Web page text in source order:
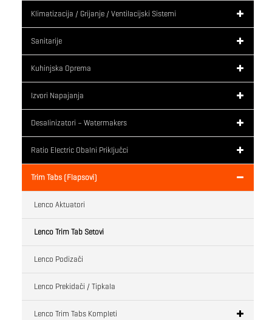
Klimatizacija / Grijanje / Ventilacijski Sistemi
Sanitarije
Kuhinjska Oprema
Izvori Napajanja
Desalinizatori – Watermakers
Ratio Electric Obalni Priključci
Trim Tabs (flapsovi)
Lenco Aktuatori
Lenco Trim Tab Setovi
Lenco Podizači
Lenco Prekidači / Tipkala
Lenco Trim Tabs Kompleti